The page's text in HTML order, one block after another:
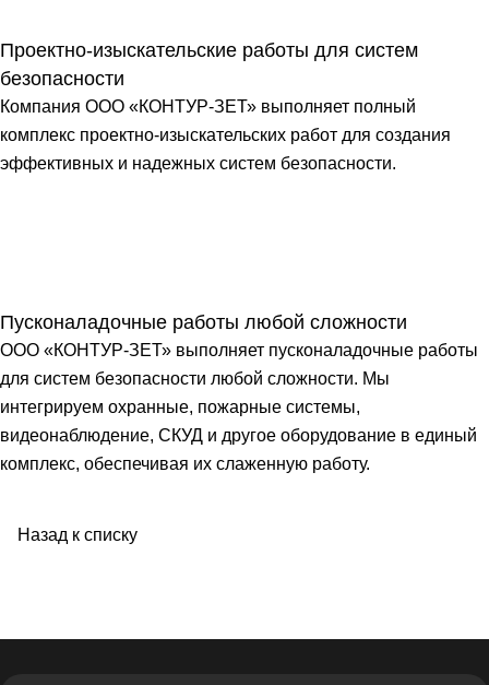
Проектно-изыскательские работы для систем
безопасности
Компания ООО «КОНТУР-ЗЕТ» выполняет полный
комплекс проектно-изыскательских работ для создания
эффективных и надежных систем безопасности.
Пусконаладочные работы любой сложности
ООО «КОНТУР-ЗЕТ» выполняет пусконаладочные работы
для систем безопасности любой сложности. Мы
интегрируем охранные, пожарные системы,
видеонаблюдение, СКУД и другое оборудование в единый
комплекс, обеспечивая их слаженную работу.
Назад к списку